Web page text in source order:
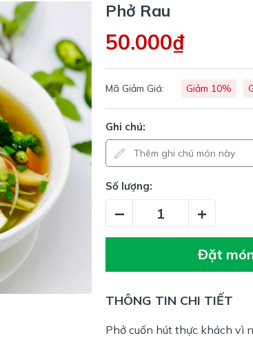
Phở Rau
50.000₫
Mã Giảm Giá: Giảm 10%
Ghi chú:
Số lượng:
– +
Đặt
THÔNG TIN CHI TIẾT
Phở cuốn hút thực khách vì